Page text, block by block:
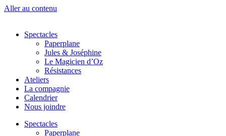
Aller au contenu
Spectacles
Paperplane
Jules & Joséphine
Le Magicien d’Oz
Résistances
Ateliers
La compagnie
Calendrier
Nous joindre
Spectacles
Paperplane